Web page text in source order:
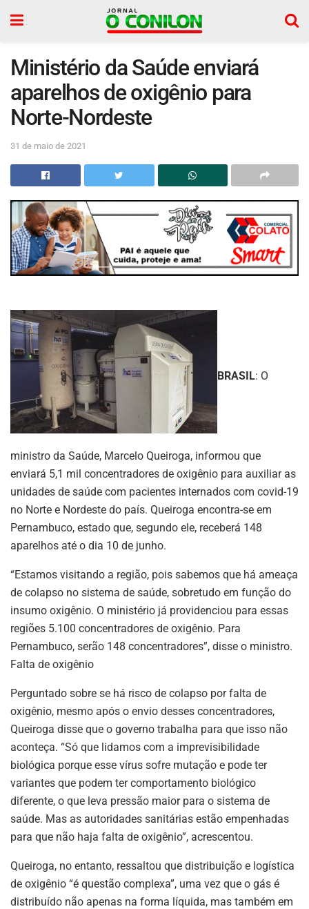
Ministério da Saúde enviará
aparelhos de oxigênio para
Norte-Nordeste
31 de maio de 2021
BRASIL: O
ministro da Saúde, Marcelo Queiroga, informou que
enviará 5,1 mil concentradores de oxigênio para auxiliar as
unidades de saúde com pacientes internados com covid-19
no Norte e Nordeste do país. Queiroga encontra-se em
Pernambuco, estado que, segundo ele, receberá 148
aparelhos até o dia 10 de junho.
“Estamos visitando a região, pois sabemos que há ameaça
de colapso no sistema de saúde, sobretudo em função do
insumo oxigênio. O ministério já providenciou para essas
regiões 5.100 concentradores de oxigênio. Para
Pernambuco, serão 148 concentradores”, disse o ministro.
Falta de oxigênio
Perguntado sobre se há risco de colapso por falta de
oxigênio, mesmo após o envio desses concentradores,
Queiroga disse que o governo trabalha para que isso não
aconteça. “Só que lidamos com a imprevisibilidade
biológica porque esse vírus sofre mutação e pode ter
variantes que podem ter comportamento biológico
diferente, o que leva pressão maior para o sistema de
saúde. Mas as autoridades sanitárias estão empenhadas
para que não haja falta de oxigênio”, acrescentou.
Queiroga, no entanto, ressaltou que distribuição e logística
de oxigênio “é questão complexa”, uma vez que o gás é
distribuído não apenas na forma líquida, mas também em